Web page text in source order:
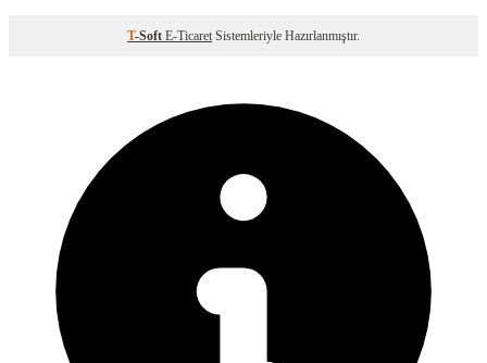
T-Soft E-Ticaret Sistemleriyle Hazırlanmıştır.